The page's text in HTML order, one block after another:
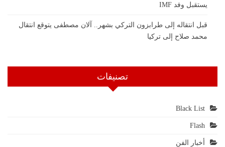
يستقبل وفد IMF
قبل انتقاله إلى طرابزون التركي بشهر.. آلان مصطفى يتوقع انتقال
محمد صلاح إلى تركيا
تصنيفات
Black List
Flash
أخبار الفن